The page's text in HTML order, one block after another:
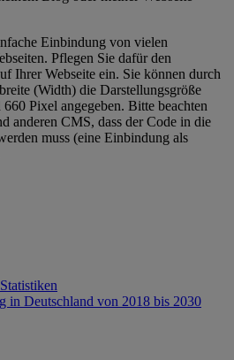
Einbindung von vielen
Pflegen Sie dafür den
Ihrer Webseite ein. Sie können durch
(Width) die Darstellungsgröße
Pixel angegeben. Bitte beachten
anderen CMS, dass der Code in die
muss (eine Einbindung als
in Deutschland von 2018 bis 2030